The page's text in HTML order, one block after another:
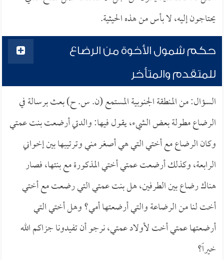
يحتاجون إليه، لا بأس من هذه الحيثية.
حكم شمول الأخوة من الرضاع
للمتقدم والمتأخر
السؤال: من المنطقة الجنوبية المستمع (ن. س. ح) بعث برسالة في
الرضاع مطولة بعض الشيء، يقول فيها: والدتي أرضعت بنت عمتي
وكان الرضاع مع أختي التي هي أصغر مني وترتيبها بين إخواني
الرابعة، وكذلك أرضعت عمتي أختي المذكورة مع بنتها، فصار
هناك رضاع بين الطرفين، هل بنت عمتي التي رضعت مع أختي
أخت لنا من الرضاعة والتي أرضعتها أمي؟ وهل أختي التي
أرضعتها عمتي أخت لأولاد عمتي، نرجو أن تفيدونا جزاكم الله
خيراً؟